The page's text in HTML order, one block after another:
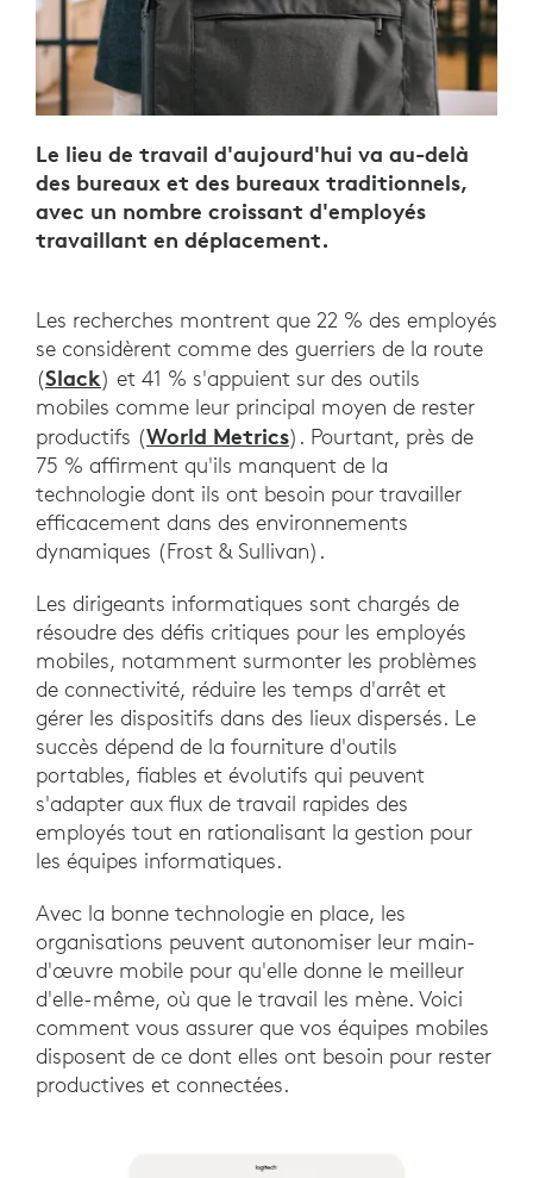
DÉPLACEMENT
Le lieu de travail d'aujourd'hui va au-delà
des bureaux et des bureaux traditionnels,
avec un nombre croissant d'employés
travaillant en déplacement.
Les recherches montrent que 22 % des employés
se considèrent comme des guerriers de la route
(Slack) et 41 % s'appuient sur des outils
mobiles comme leur principal moyen de rester
productifs (World Metrics). Pourtant, près de
75 % affirment qu'ils manquent de la
technologie dont ils ont besoin pour travailler
efficacement dans des environnements
dynamiques (Frost & Sullivan).
Les dirigeants informatiques sont chargés de
résoudre des défis critiques pour les employés
mobiles, notamment surmonter les problèmes
de connectivité, réduire les temps d'arrêt et
gérer les dispositifs dans des lieux dispersés. Le
succès dépend de la fourniture d'outils
portables, fiables et évolutifs qui peuvent
s'adapter aux flux de travail rapides des
employés tout en rationalisant la gestion pour
les équipes informatiques.
Avec la bonne technologie en place, les
organisations peuvent autonomiser leur main-
d'œuvre mobile pour qu'elle donne le meilleur
d'elle-même, où que le travail les mène. Voici
comment vous assurer que vos équipes mobiles
disposent de ce dont elles ont besoin pour rester
productives et connectées.